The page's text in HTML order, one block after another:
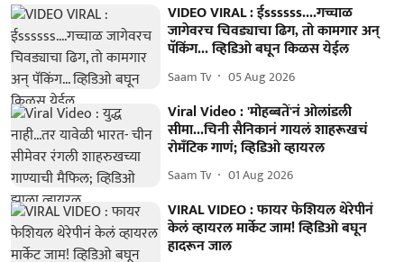
VIDEO VIRAL : ईssssss....गच्चाळ
जागेवरच चिवड्याचा ढिग, तो कामगार अन्
पॅकिंग... व्हिडिओ बघून किळस येईल
Saam Tv 05 Aug 2026
Viral Video : 'मोहब्बतें'नं ओलांडली
सीमा...चिनी सैनिकानं गायलं शाहरूखचं
रोमँटिक गाणं; व्हिडिओ व्हायरल
Saam Tv 01 Aug 2026
VIRAL VIDEO : फायर फेशियल थेरेपीनं
केलं व्हायरल मार्केट जाम! व्हिडिओ बघून
हादरून जाल